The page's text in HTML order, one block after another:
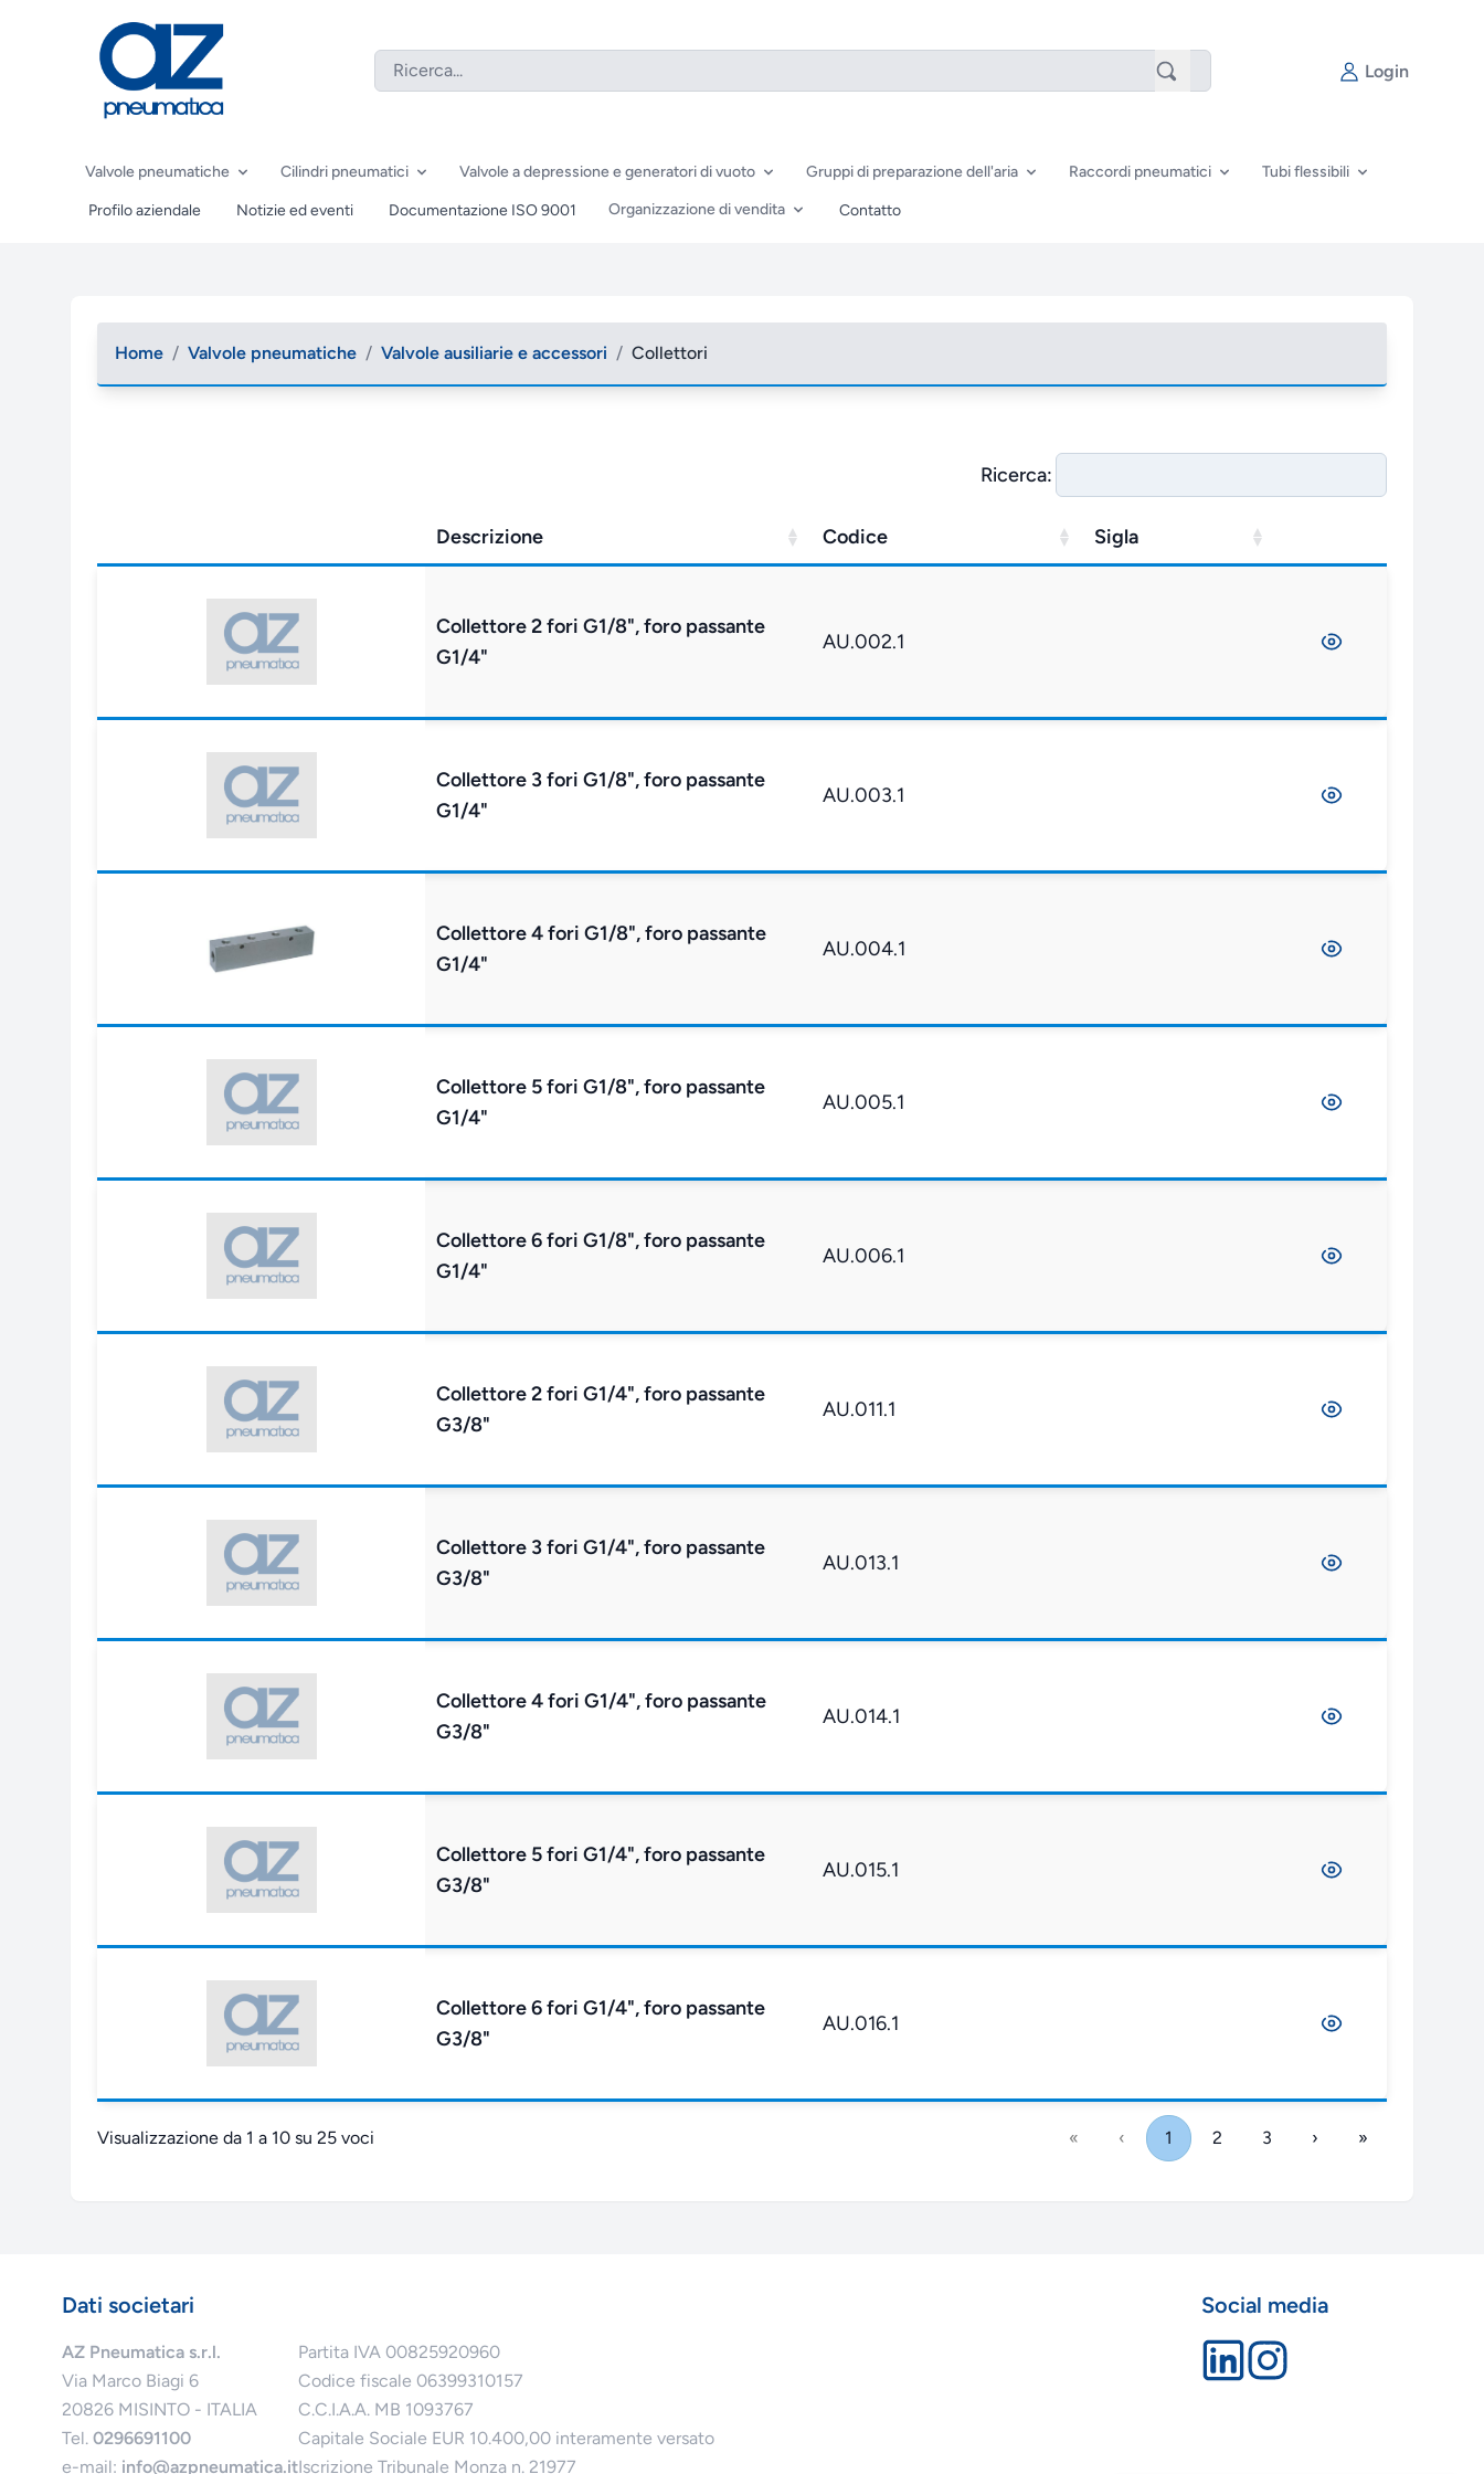
Login
Valvole pneumatiche Cilindri pneumatici Valvole a depressione e generatori di vuoto Gruppi di preparazione dell'aria Raccordi pneumatici Tubi flessibili
Profilo aziendale Notizie ed eventi Documentazione ISO 9001 Organizzazione di vendita Contatto
Home / Valvole pneumatiche / Valvole ausiliarie e accessori / Collettori
Ricerca:
Descrizione Codice Sigla
Collettore 2 fori G1/8", foro passante
G1/4"
AU.002.1
Collettore 3 fori G1/8", foro passante
G1/4"
AU.003.1
Collettore 4 fori G1/8", foro passante
G1/4"
AU.004.1
Collettore 5 fori G1/8", foro passante
G1/4"
AU.005.1
Collettore 6 fori G1/8", foro passante
G1/4"
AU.006.1
Collettore 2 fori G1/4", foro passante
G3/8"
AU.011.1
Collettore 3 fori G1/4", foro passante
G3/8"
AU.013.1
Collettore 4 fori G1/4", foro passante
G3/8"
AU.014.1
Collettore 5 fori G1/4", foro passante
G3/8"
AU.015.1
Collettore 6 fori G1/4", foro passante
G3/8"
AU.016.1
Visualizzazione da 1 a 10 su 25 voci « ‹ 1 2 3 › »
Dati societari
AZ Pneumatica s.r.l.
Via Marco Biagi 6
20826 MISINTO - ITALIA
Tel. 0296691100
e-mail: info@azpneumatica.it
Partita IVA 00825920960
Codice fiscale 06399310157
C.C.I.A.A. MB 1093767
Capitale Sociale EUR 10.400,00 interamente versato
Iscrizione Tribunale Monza n. 21977
Social media